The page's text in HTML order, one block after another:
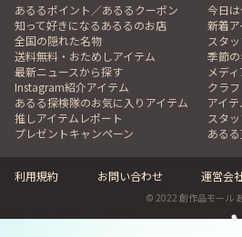
あるるポイント／あるるクーポン
今日
知って好きになるあるるのお店
新着
全国の隠れた名物
スタ
送料無料・おためしアイテム
季節
最新ニュースから探す
メデ
Instagram紹介アイテム
クラ
あるる探検隊のお気に入りアイテム
アイ
推しアイテムレポート
スタ
プレゼントキャンペーン
ある
利用規約 お問い合わせ 運営会
© 2022 創作品モール